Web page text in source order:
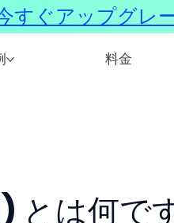
料金
とは何で
すぐアップグレ